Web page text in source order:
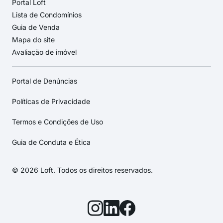
Portal Loft
Lista de Condomínios
Guia de Venda
Mapa do site
Avaliação de imóvel
Portal de Denúncias
Políticas de Privacidade
Termos e Condições de Uso
Guia de Conduta e Ética
© 2026 Loft. Todos os direitos reservados.